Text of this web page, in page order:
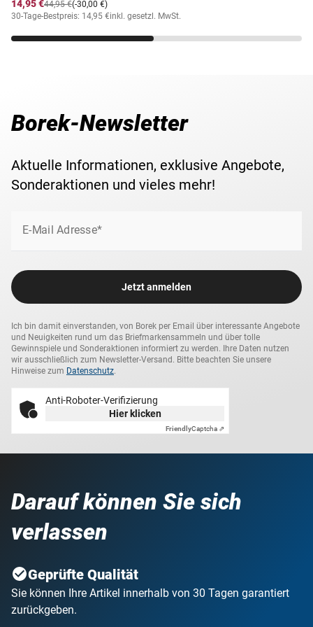
14,95 €
(-30,00 €)
44,95 €
30-Tage-Bestpreis: 14,95 €inkl. gesetzl. MwSt.
Borek-Newsletter
Aktuelle Informationen, exklusive Angebote,
Sonderaktionen und vieles mehr!
E-Mail Adresse*
Jetzt anmelden
Ich bin damit einverstanden, von Borek per Email über interessante Angebote
und Neuigkeiten rund um das Briefmarkensammeln und über tolle
Gewinnspiele und Sonderaktionen informiert zu werden. Ihre Daten nutzen
wir ausschließlich zum Newsletter-Versand. Bitte beachten Sie unsere
Hinweise zum Datenschutz.
Anti-Roboter-Verifizierung
Hier klicken
FriendlyCaptcha ⇗
Darauf können Sie sich
verlassen
Geprüfte Qualität
Sie können Ihre Artikel innerhalb von 30 Tagen garantiert
zurückgeben.